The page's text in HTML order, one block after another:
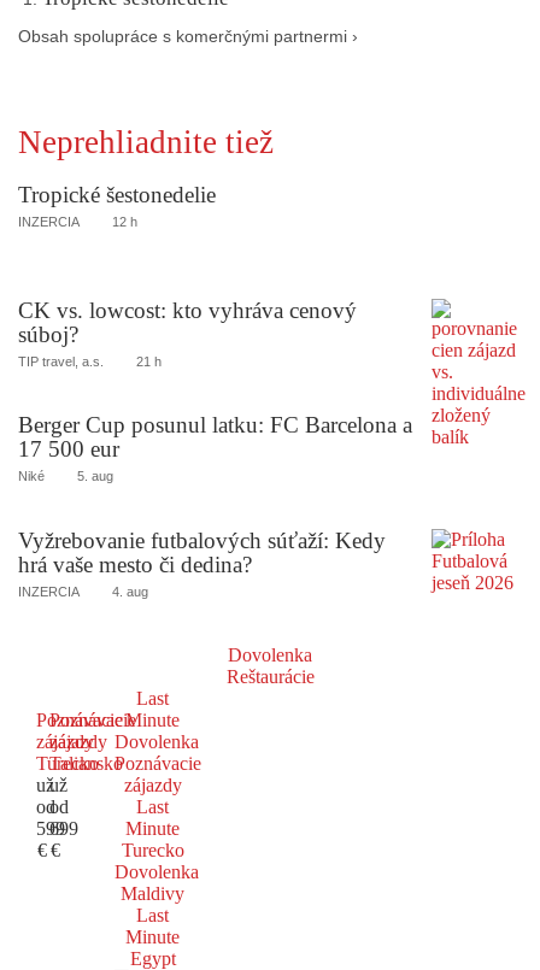
Obsah spolupráce s komerčnými partnermi ›
Neprehliadnite tiež
Tropické šestonedelie
INZERCIA 12 h
CK vs. lowcost: kto vyhráva cenový
súboj?
TIP travel, a.s. 21 h
Berger Cup posunul latku: FC Barcelona a
17 500 eur
Niké 5. aug
Vyžrebovanie futbalových súťaží: Kedy
hrá vaše mesto či dedina?
INZERCIA 4. aug
Dovolenka
Reštaurácie
Poznávacie
zájazdy
Turecko
už
od
599
€
Poznávacie
zájazdy
Taliansko
už
od
699
€
Last
Minute
Dovolenka
Poznávacie
zájazdy
Last
Minute
Turecko
Dovolenka
Maldivy
Last
Minute
Egypt